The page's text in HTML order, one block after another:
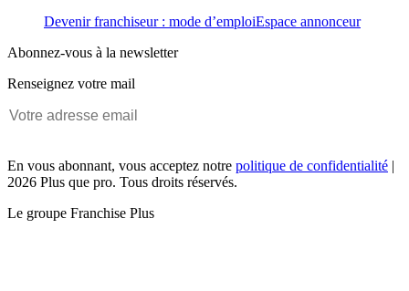
Devenir franchiseur : mode d’emploiEspace annonceur
Abonnez-vous à la newsletter
Renseignez votre mail
En vous abonnant, vous acceptez notre politique de confidentialité |
2026 Plus que pro. Tous droits réservés.
Le groupe Franchise Plus